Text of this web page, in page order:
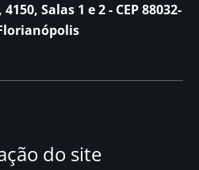
Salas 1 e 2 - CEP 88032-
do site